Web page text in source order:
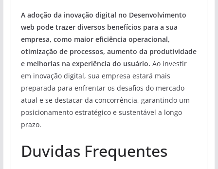
A adoção da inovação digital no Desenvolvimento
web pode trazer diversos benefícios para a sua
empresa, como maior eficiência operacional,
otimização de processos, aumento da produtividade
e melhorias na experiência do usuário. Ao investir
em inovação digital, sua empresa estará mais
preparada para enfrentar os desafios do mercado
atual e se destacar da concorrência, garantindo um
posicionamento estratégico e sustentável a longo
prazo.
Duvidas Frequentes